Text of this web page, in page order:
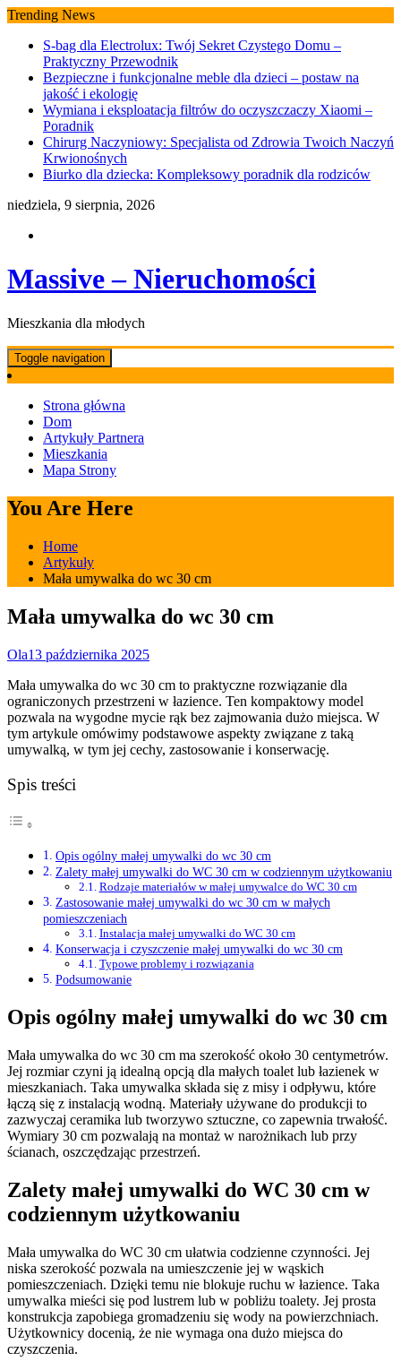
Skip
content
Trending News
S-bag dla Electrolux: Twój Sekret Czystego Domu –
Praktyczny Przewodnik
Bezpieczne i funkcjonalne meble dla dzieci – postaw na
jakość i ekologię
Wymiana i eksploatacja filtrów do oczyszczaczy Xiaomi –
Poradnik
Chirurg Naczyniowy: Specjalista od Zdrowia Twoich Naczyń
Krwionośnych
Biurko dla dziecka: Kompleksowy poradnik dla rodziców
niedziela, 9 sierpnia, 2026
Massive – Nieruchomości
Mieszkania dla młodych
Toggle navigation
Strona główna
Dom
Artykuły Partnera
Mieszkania
Mapa Strony
You Are Here
Home
Artykuły
Mała umywalka do wc 30 cm
Mała umywalka do wc 30 cm
Ola13 października 2025
Mała umywalka do wc 30 cm to praktyczne rozwiązanie dla
ograniczonych przestrzeni w łazience. Ten kompaktowy model
pozwala na wygodne mycie rąk bez zajmowania dużo miejsca. W
tym artykule omówimy podstawowe aspekty związane z taką
umywalką, w tym jej cechy, zastosowanie i konserwację.
Spis treści
Opis ogólny małej umywalki do wc 30 cm
Zalety małej umywalki do WC 30 cm w codziennym użytkowaniu
Rodzaje materiałów w małej umywalce do WC 30 cm
Zastosowanie małej umywalki do wc 30 cm w małych
pomieszczeniach
Instalacja małej umywalki do WC 30 cm
Konserwacja i czyszczenie małej umywalki do wc 30 cm
Typowe problemy i rozwiązania
Podsumowanie
Opis ogólny małej umywalki do wc 30 cm
Mała umywalka do wc 30 cm ma szerokość około 30 centymetrów.
Jej rozmiar czyni ją idealną opcją dla małych toalet lub łazienek w
mieszkaniach. Taka umywalka składa się z misy i odpływu, które
łączą się z instalacją wodną. Materiały używane do produkcji to
zazwyczaj ceramika lub tworzywo sztuczne, co zapewnia trwałość.
Wymiary 30 cm pozwalają na montaż w narożnikach lub przy
ścianach, oszczędzając przestrzeń.
Zalety małej umywalki do WC 30 cm w
codziennym użytkowaniu
Mała umywalka do WC 30 cm ułatwia codzienne czynności. Jej
niska szerokość pozwala na umieszczenie jej w wąskich
pomieszczeniach. Dzięki temu nie blokuje ruchu w łazience. Taka
umywalka mieści się pod lustrem lub w pobliżu toalety. Jej prosta
konstrukcja zapobiega gromadzeniu się wody na powierzchniach.
Użytkownicy docenią, że nie wymaga ona dużo miejsca do
czyszczenia.